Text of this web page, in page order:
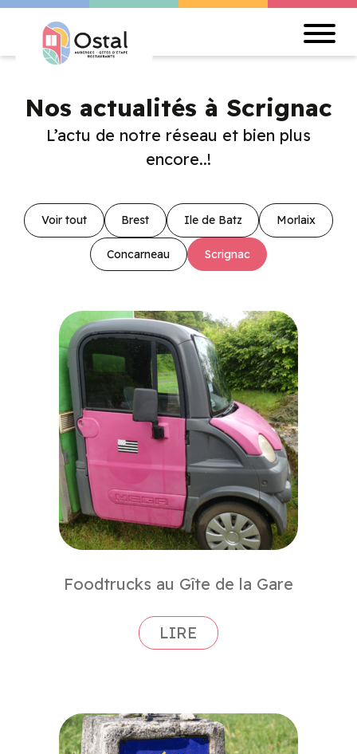
Nos actualités à Scrignac
L’actu de notre réseau et bien plus
encore..!
Voir tout Brest Ile de Batz Morlaix
Concarneau Scrignac
Foodtrucks au Gîte de la Gare